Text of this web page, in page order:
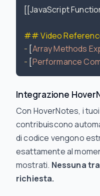
[[JavaScript
## Video
- [Array Methods
- [Performance
Integrazione
Con HoverNotes, i
contribuiscono
di codice vengono
esattamente al
mostrati. Nessuna
richiesta.